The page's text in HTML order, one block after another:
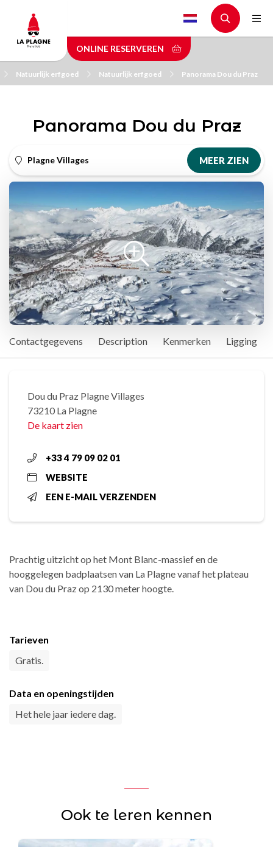
main
content
ONLINE RESERVEREN
Natuurlijk erfgoed Natuurlijk erfgoed Panorama Dou du Praz
Panorama Dou du Praz
Plagne Villages MEER ZIEN
Contactgegevens Description Kenmerken Ligging
Dou du Praz Plagne Villages
73210 La Plagne
De kaart zien
+33 4 79 09 02 01
WEBSITE
EEN E-MAIL VERZENDEN
Prachtig uitzicht op het Mont Blanc-massief en de
hooggelegen badplaatsen van La Plagne vanaf het plateau
van Dou du Praz op 2130 meter hoogte.
Tarieven
Gratis.
Data en openingstijden
Het hele jaar iedere dag.
Ook te leren kennen